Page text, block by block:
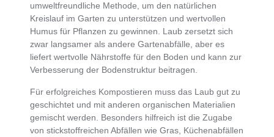
umweltfreundliche Methode, um den natürlichen
Kreislauf im Garten zu unterstützen und wertvollen
Humus für Pflanzen zu gewinnen. Laub zersetzt sich
zwar langsamer als andere Gartenabfälle, aber es
liefert wertvolle Nährstoffe für den Boden und kann zur
Verbesserung der Bodenstruktur beitragen.
Für erfolgreiches Kompostieren muss das Laub gut zu
geschichtet und mit anderen organischen Materialien
gemischt werden . Besonders hilfreich ist dieZugabe
von stickstoffreichen Abfällen wie Gras, Küchenabfällen